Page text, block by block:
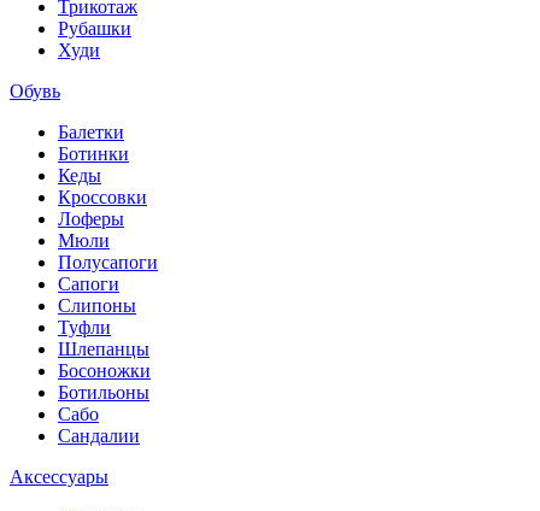
Трикотаж
Рубашки
Худи
Обувь
Балетки
Ботинки
Кеды
Кроссовки
Лоферы
Мюли
Полусапоги
Сапоги
Слипоны
Туфли
Шлепанцы
Босоножки
Ботильоны
Сабо
Сандалии
Аксессуары